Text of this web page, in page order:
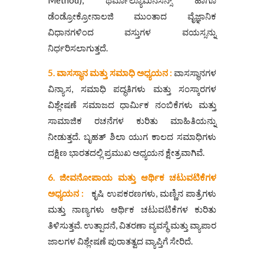
ಡೆಂಡ್ರೋಕ್ರೋನಾಲಜಿ ಮುಂತಾದ ವೈಜ್ಞಾನಿಕ
ವಿಧಾನಗಳಿಂದ ವಸ್ತುಗಳ ವಯಸ್ಸನ್ನು
ನಿರ್ಧರಿಸಲಾಗುತ್ತದೆ.
5.ವಾಸಸ್ಥಾನಮತ್ತು ಸಮಾಧಿಅಧ್ಯಯನ : ವಾಸಸ್ಥಾನಗಳ
ವಿನ್ಯಾಸ, ಸಮಾಧಿ ಪದ್ಧತಿಗಳು ಮತ್ತು ಸಂಸ್ಕಾರಗಳ
ವಿಶ್ಲೇಷಣೆ ಸಮಾಜದ ಧಾರ್ಮಿಕ ನಂಬಿಕೆಗಳು ಮತ್ತು
ಸಾಮಾಜಿಕ ರಚನೆಗಳ ಕುರಿತು ಮಾಹಿತಿಯನ್ನು
ನೀಡುತ್ತದೆ. ಬೃಹತ್‌ ಶಿಲಾ ಯುಗ ಕಾಲದ ಸಮಾಧಿಗಳು
ದಕ್ಷಿಣ ಭಾರತದಲ್ಲಿ ಪ್ರಮುಖ ಅಧ್ಯಯನ ಕ್ಷೇತ್ರವಾಗಿವೆ.
6. ಜೀವನೋಪಾಯ ಮತ್ತು ಆರ್ಥಿಕಚಟುವಟಿಕೆಗಳ
ಅಧ್ಯಯನ :
ಕೃಷಿ ಉಪಕರಣಗಳು, ಮಣ್ಣಿನ ಪಾತ್ರೆಗಳು
ಮತ್ತು ನಾಣ್ಯಗಳು ಆರ್ಥಿಕ ಚಟುವಟಿಕೆಗಳ ಕುರಿತು
ತಿಳಿಸುತ್ತವೆ. ಉತ್ಪಾದನೆ, ವಿತರಣಾ ವ್ಯವಸ್ಥೆ ಮತ್ತು ವ್ಯಾಪಾರ
ಜಾಲಗಳ ವಿಶ್ಲೇಷಣೆ ಪುರಾತತ್ವದ ವ್ಯಾಪ್ತಿಗೆ ಸೇರಿದೆ.